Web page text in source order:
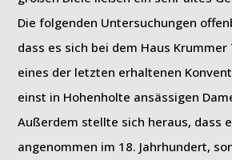
Die folgenden Untersuchungen
dass es sich bei dem Haus Krummer
eines der letzten erhaltenen
einst in Hohenholte ansässigen
Außerdem stellte sich heraus, dass
angenommen im 18. Jahrhundert,